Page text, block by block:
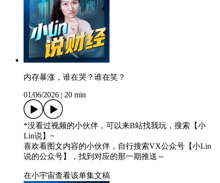
内存暴涨，谁在哭？谁在笑？
01/06/2026 | 20 min
*没看过视频的小伙伴，可以来B站找我玩，搜索【小
Lin说】~
喜欢看图文内容的小伙伴，自行搜索VX公众号【小Lin
说的公众号】，找到对应的那一期推送～
在小宇宙查看该单集文稿